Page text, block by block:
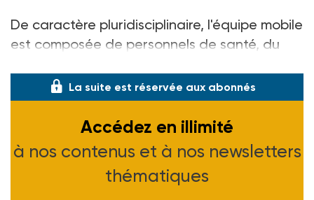
De caractère pluridisciplinaire, l'équipe mobile
est composée de personnels de santé, du
La suite est réservée aux abonnés
Accédez en illimité
à nos contenus et à nos newsletters
thématiques